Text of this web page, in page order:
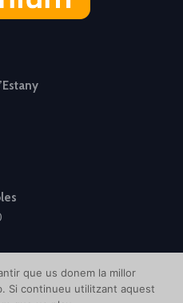
que us donem la millor
Si continueu utilitzant aquest